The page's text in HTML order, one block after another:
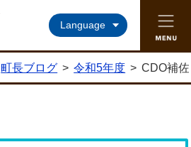
益子町ホームページ
Language
町長ブログ > 令和5年度 > CDO補